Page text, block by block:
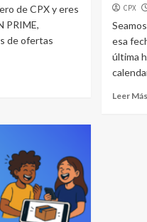
de CPX y eres
PRIME,
de ofertas
CPX
esa
última
Leer Más